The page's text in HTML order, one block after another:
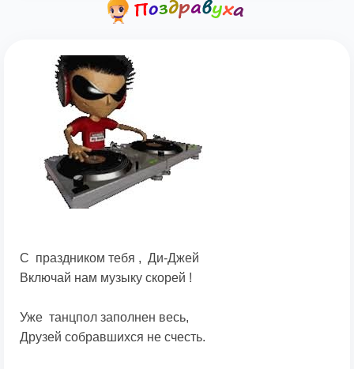
С праздником тебя , Ди-Джей
Включай нам музыку скорей !
Уже танцпол заполнен весь,
Друзей собравшихся не счесть.